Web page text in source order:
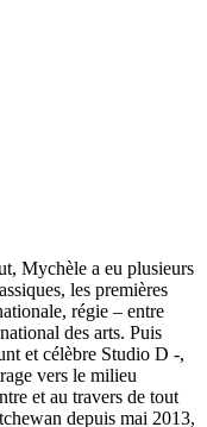
Mychèle a eu plusieurs
les premières
régie – entre
des arts. Puis
et célèbre Studio D -,
vers le milieu
et au travers de tout
depuis mai 2013,